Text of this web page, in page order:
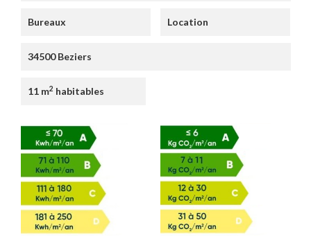
Bureaux Location
34500 Beziers
11 m2 habitables